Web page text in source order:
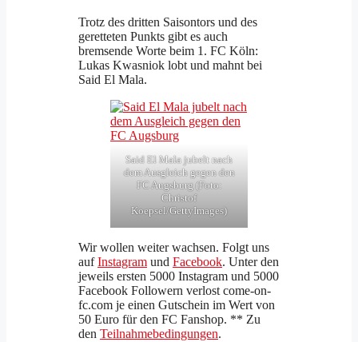
Trotz des dritten Saisontors und des
geretteten Punkts gibt es auch
bremsende Worte beim 1. FC Köln:
Lukas Kwasniok lobt und mahnt bei
Said El Mala.
Said El Mala jubelt nach
dem Ausgleich gegen den
FC Augsburg (Foto:
Christof
Koepsel/GettyImages)
Wir wollen weiter wachsen. Folgt uns
aufInstagram und Facebook. Unter den
jeweils ersten 5000 Instagram und 5000
Facebook Followern verlost come-on-
fc.com je einen Gutschein im Wert von
50 Euro für den FC Fanshop. ** Zu
den Teilnahmebedingungen.